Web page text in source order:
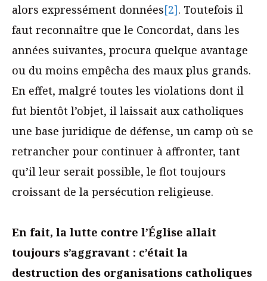
alors expressément données[2]. Toutefois il
faut reconnaître que le Concordat, dans les
années suivantes, procura quelque avantage
ou du moins empêcha des maux plus grands.
En effet, malgré toutes les violations dont il
fut bientôt l’objet, il laissait aux catholiques
une base juridique de défense, un camp où se
retrancher pour continuer à affronter, tant
qu’il leur serait possible, le flot toujours
croissant de la persécution religieuse.
En fait, la lutte contre l’Église allait
toujours s’aggravant : c’était la
destruction des organisations catholiques